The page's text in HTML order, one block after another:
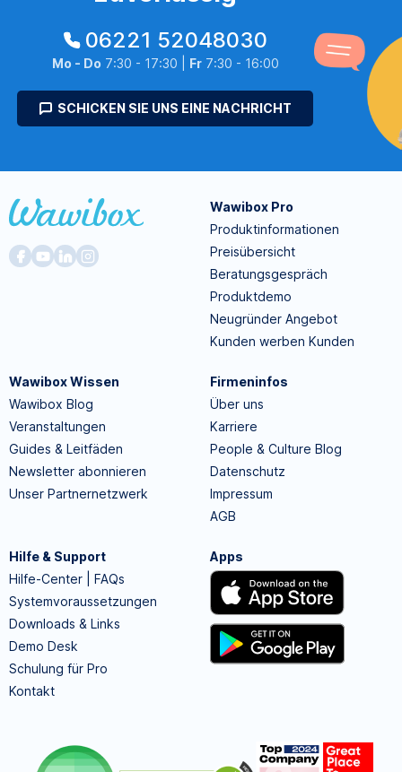
06221 52048030
Mo - Do 7:30 - 17:30 | Fr7:30 - 16:00
SCHICKEN SIE UNS EINE NACHRICHT
Wawibox Pro
Produktinformationen
Preisübersicht
Beratungsgespräch
Produktdemo
Neugründer Angebot
Kunden werben Kunden
Wawibox Wissen
Wawibox Blog
Veranstaltungen
Guides & Leitfäden
Newsletter abonnieren
Unser Partnernetzwerk
Firmeninfos
Über uns
Karriere
People & Culture Blog
Datenschutz
Impressum
AGB
Hilfe & Support
Hilfe-Center | FAQs
Systemvoraussetzungen
Downloads & Links
Demo Desk
Schulung für Pro
Kontakt
Apps